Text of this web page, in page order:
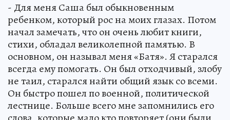
- Для меня Саша был обыкновенным
ребенком, который рос на моих глазах. Потом
начал замечать, что он очень любит книги,
стихи, обладал великолепной памятью. В
основном, он называл меня «Батя». Я старался
всегда ему помогать. Он был отходчивый, злобу
не таил, старался найти общий язык со всеми.
Он быстро пошел по военной, политической
лестнице. Больше всего мне запомнились его